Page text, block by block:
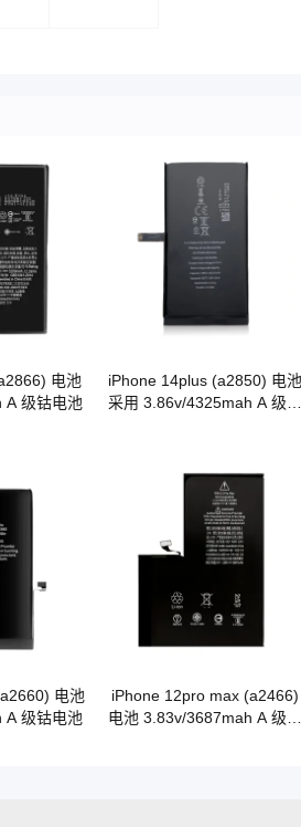
电池
A 级钴电池
iPhone 14plus (a2850) 电池
采用 3.86v/4325mah A 级钴
电池
A 级钴电池
iPhone 12pro max (a2466)
电池 3.83v/3687mah A 级钴